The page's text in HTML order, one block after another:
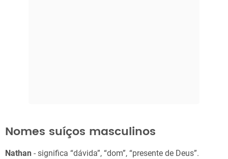
Nomes suíços masculinos
Nathan - significa “dávida”, “dom”, “presente de Deus”.